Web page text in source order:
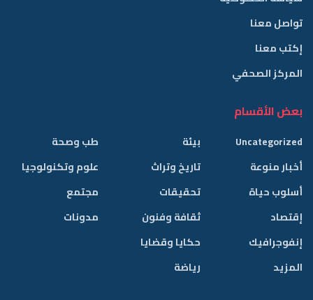
تواصل معنا
إكتب معنا
المركز الصحفي
بعض الأقسام
Uncategorized
أخبار منوعة
أسلوب حياة
إقتصاد
إنفوجرافيك
المزيد
بيئة
تاريخ وتراث
تحقيقات
ثقافة وفنون
حكايا وقضايا
رياضة
طب وصحة
علوم وتكنولوجيا
مجتمع
مدونات